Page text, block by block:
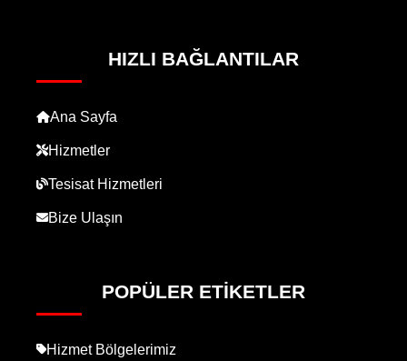
HIZLI BAĞLANTILAR
Ana Sayfa
Hizmetler
Tesisat Hizmetleri
Bize Ulaşın
POPÜLER ETIKETLER
Hizmet Bölgelerimiz